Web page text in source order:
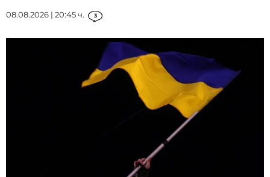
08.08.2026 | 20:45 ч. 3